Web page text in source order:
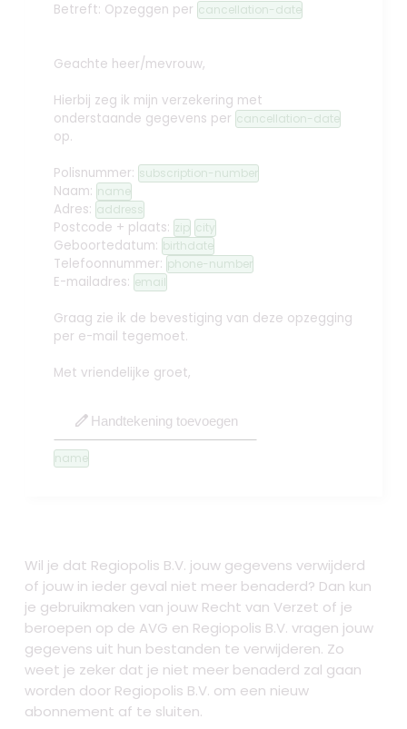
Betreft: Opzeggen per cancellation-date
Geachte heer/mevrouw,
Hierbij zeg ik mijn verzekering met
onderstaande gegevens per cancellation-date
op.
Polisnummer: subscription-number
Naam: name
Adres: address
Postcode + plaats: zip city
Geboortedatum: birthdate
Telefoonnummer: phone-number
E-mailadres: email
Graag zie ik de bevestiging van deze opzegging
per e-mail tegemoet.
Met vriendelijke groet,
edit Handtekening toevoegen
name
Wil je dat Regiopolis B.V. jouw gegevens verwijderd
of jouw in ieder geval niet meer benaderd? Dan kun
je gebruikmaken van jouw Recht van Verzet of je
beroepen op de AVG en Regiopolis B.V. vragen jouw
gegevens uit hun bestanden te verwijderen. Zo
weet je zeker dat je niet meer benaderd zal gaan
worden door Regiopolis B.V. om een nieuw
abonnement af te sluiten.